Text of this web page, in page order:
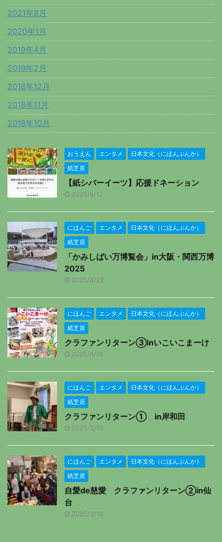
2021年8月
2020年1月
2019年4月
2019年2月
2018年12月
2018年11月
2018年10月
おうえん エンタメ
日本文化（にほんぶんか）
紙芝居
【紙シバーイーツ】応援ドネーション
2025/6/12
にほんご エンタメ
日本文化（にほんぶんか）
紙芝居
「かみしばい万博覧会」in大阪・関西万博
2025
2025/4/22
にほんご エンタメ
日本文化（にほんぶんか）
紙芝居
クラファンリターン③inいこいこまーけ
2025/4/19
にほんご エンタメ
日本文化（にほんぶんか）
紙芝居
クラファンリターン① in岸和田
2025/3/19
にほんご エンタメ
日本文化（にほんぶんか）
紙芝居
自愛de慈愛 クラファンリターン②in仙
台
2025/3/19